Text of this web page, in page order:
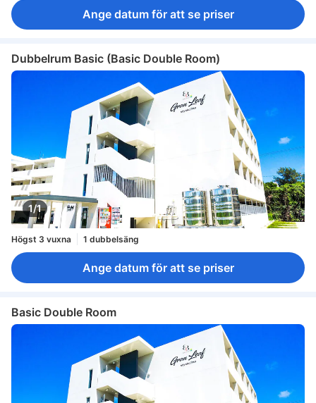
Ange datum för att se priser
Dubbelrum Basic (Basic Double Room)
1/1
Högst 3 vuxna 1 dubbelsäng
Ange datum för att se priser
Basic Double Room